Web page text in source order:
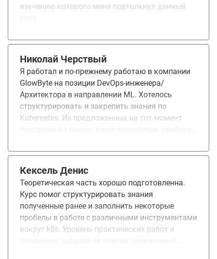
изучению которого меня подтолкнул данный
Николай Черствый
Я работал и по-прежнему работаю в компании
GlowByte на позиции DevOps-инженера/
Архитектора в направлении ML. Хотелось
структурировать и закрепить знания по
Kubernetes. Из предложенных на тот момент
преподавательский состав, возможность
и в удобное время, понравилось большинство
ДЗ, они были полезны. Возможно стоит
добавить что-то, что напрямую бы касалось
подготовки к экзамену CKA (Certified Kubernetes
Administrator), какие-то примеры того, что
ожидать на таком экзамене. Помогло
Кексель Денис
Теоретическая часть хорошо подготовленна.
Курс помог структурировать знания
полученные ранее и заполнить некоторые
пробелы в работе с различными инструментами
вокруг k8s. Уровень практических работ и